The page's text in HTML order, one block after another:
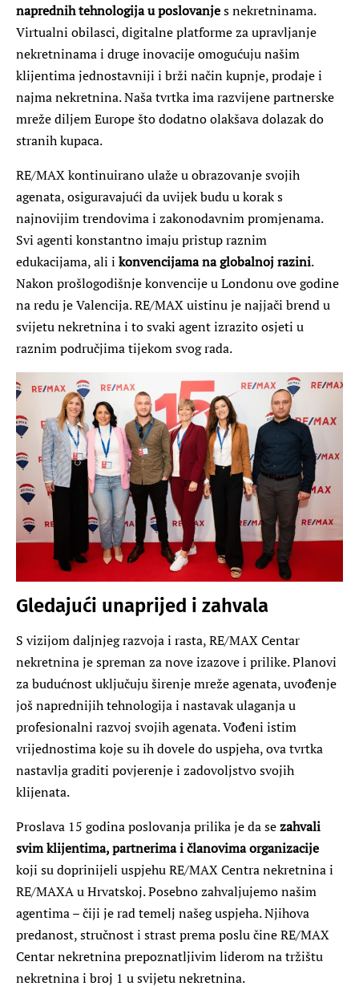
naprednih tehnologija u poslovanjes nekretninama.
Virtualni obilasci, digitalne platforme za upravljanje
nekretninama i druge inovacije omogućuju našim
klijentima jednostavniji i brži način kupnje, prodaje i
najma nekretnina. Naša tvrtka ima razvijene partnerske
mreže diljem Europe što dodatno olakšava dolazak do
stranih kupaca.
RE/MAX kontinuirano ulaže u obrazovanje svojih
agenata, osiguravajući da uvijek budu u korak s
najnovijim trendovima i zakonodavnim promjenama.
Svi agenti konstantno imaju pristup raznim
edukacijama, ali i konvencijama na globalnoj razini.
Nakon prošlogodišnje konvencije u Londonu ove godine
na redu je Valencija. RE/MAX uistinu je najjači brend u
svijetu nekretnina i to svaki agent izrazito osjeti u
raznim područjima tijekom svog rada.
Gledajući unaprijed i zahvala
S vizijom daljnjeg razvoja i rasta, RE/MAX Centar
nekretnina je spreman za nove izazove i prilike. Planovi
za budućnost uključuju širenje mreže agenata, uvođenje
još naprednijih tehnologija i nastavak ulaganja u
profesionalni razvoj svojih agenata. Vođeni istim
vrijednostima koje su ih dovele do uspjeha, ova tvrtka
nastavlja graditi povjerenje i zadovoljstvo svojih
klijenata.
Proslava 15 godina poslovanja prilika je da sezahvali
svim klijentima, partnerima i članovima organizacije
koji su doprinijeli uspjehu RE/MAX Centra nekretnina i
RE/MAXA u Hrvatskoj. Posebno zahvaljujemo našim
agentima – čiji je rad temelj našeg uspjeha. Njihova
predanost, stručnost i strast prema poslu čine RE/MAX
Centar nekretnina prepoznatljivim liderom na tržištu
nekretnina i broj 1 u svijetu nekretnina.